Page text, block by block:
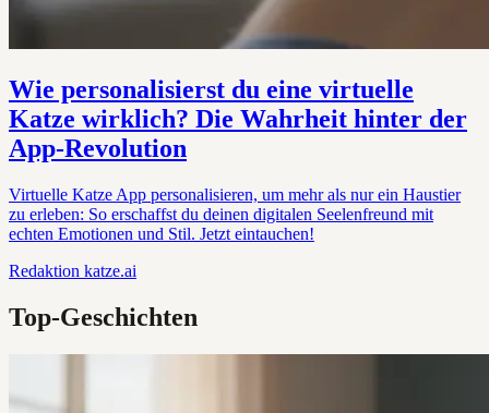
Wie personalisierst du eine virtuelle
Katze wirklich? Die Wahrheit hinter der
App-Revolution
Virtuelle Katze App personalisieren, um mehr als nur ein Haustier
zu erleben: So erschaffst du deinen digitalen Seelenfreund mit
echten Emotionen und Stil. Jetzt eintauchen!
Redaktion katze.ai
Top-Geschichten